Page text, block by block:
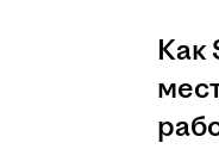
Как